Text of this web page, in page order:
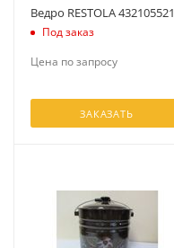
Ведро RESTOLA 432105521
Под заказ
Цена по запросу
ЗАКАЗАТЬ